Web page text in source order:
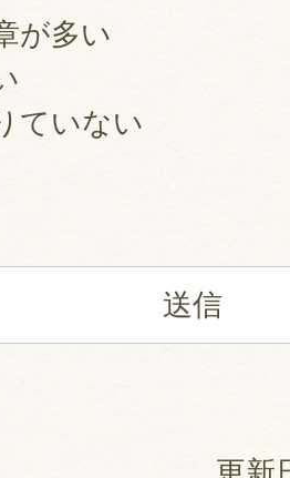
が多い
ていない